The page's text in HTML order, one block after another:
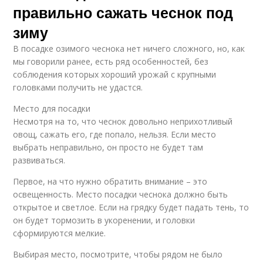
правильно сажать чеснок под
зиму
В посадке озимого чеснока нет ничего сложного, но, как
мы говорили ранее, есть ряд особенностей, без
соблюдения которых хороший урожай с крупными
головками получить не удастся.
Место для посадки
Несмотря на то, что чеснок довольно неприхотливый
овощ, сажать его, где попало, нельзя. Если место
выбрать неправильно, он просто не будет там
развиваться.
Первое, на что нужно обратить внимание – это
освещенность. Место посадки чеснока должно быть
открытое и светлое. Если на грядку будет падать тень, то
он будет тормозить в укоренении, и головки
сформируются мелкие.
Выбирая место, посмотрите, чтобы рядом не было